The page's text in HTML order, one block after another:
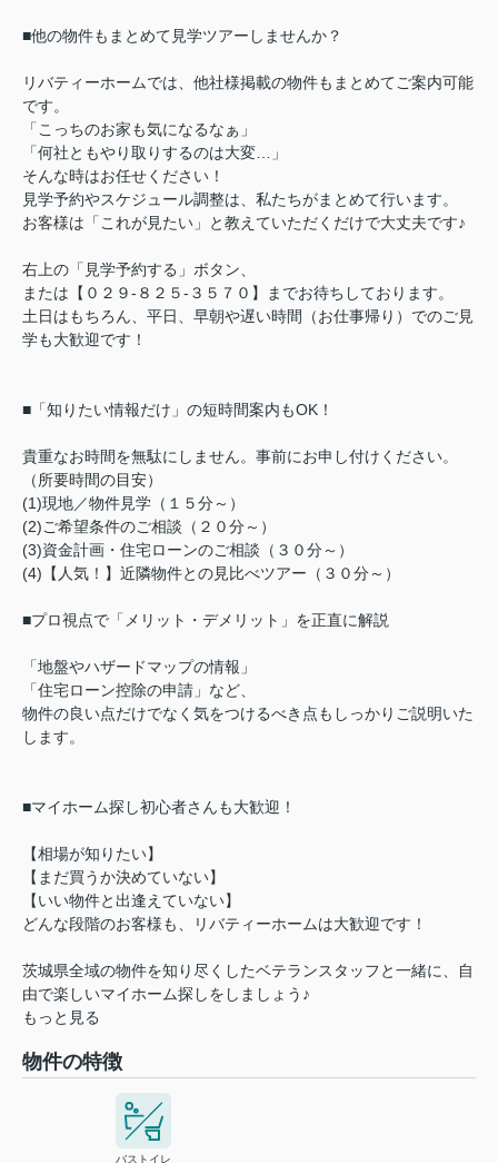
■他の物件もまとめて見学ツアーしませんか？
リバティーホームでは、他社様掲載の物件もまとめてご案内可能
です。
「こっちのお家も気になるなぁ」
「何社ともやり取りするのは大変…」
そんな時はお任せください！
見学予約やスケジュール調整は、私たちがまとめて行います。
お客様は「これが見たい」と教えていただくだけで大丈夫です♪
右上の「見学予約する」ボタン、
または【０２９-８２５-３５７０】までお待ちしております。
土日はもちろん、平日、早朝や遅い時間（お仕事帰り）でのご見
学も大歓迎です！
■「知りたい情報だけ」の短時間案内もOK！
貴重なお時間を無駄にしません。事前にお申し付けください。
（所要時間の目安）
(1)現地／物件見学（１５分～）
(2)ご希望条件のご相談（２０分～）
(3)資金計画・住宅ローンのご相談（３０分～）
(4)【人気！】近隣物件との見比べツアー（３０分～）
■プロ視点で「メリット・デメリット」を正直に解説
「地盤やハザードマップの情報」
「住宅ローン控除の申請」など、
物件の良い点だけでなく気をつけるべき点もしっかりご説明いた
します。
■マイホーム探し初心者さんも大歓迎！
【相場が知りたい】
【まだ買うか決めていない】
【いい物件と出逢えていない】
どんな段階のお客様も、リバティーホームは大歓迎です！
茨城県全域の物件を知り尽くしたベテランスタッフと一緒に、自
由で楽しいマイホーム探しをしましょう♪
もっと見る
物件の特徴
バストイレ